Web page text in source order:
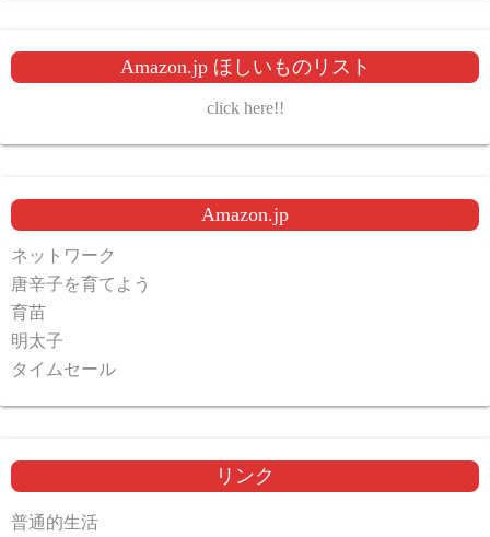
Amazon.jp ほしいものリスト
click here!!
Amazon.jp
ネットワーク
唐辛子を育てよう
育苗
明太子
タイムセール
リンク
普通的生活